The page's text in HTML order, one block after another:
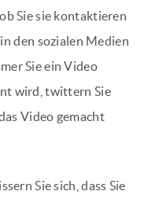
Sie sie kontaktieren
den sozialen Medien
Sie ein Video
wird, twittern Sie
Video gemacht
Sie sich, dass Sie